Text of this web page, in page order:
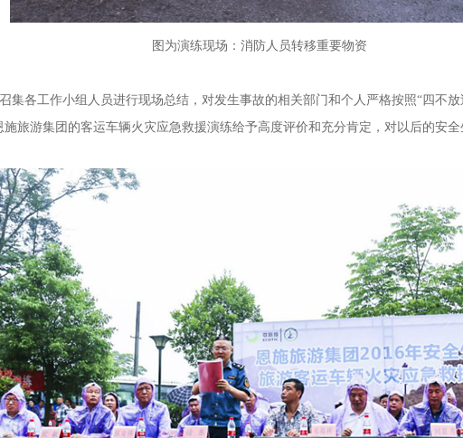
图为演练现场：消防人员转移重要物资
工作小组人员进行现场总结，对发生事故的相关部门和个人严格按照“四不放
旅游集团的客运车辆火灾应急救援演练给予高度评价和充分肯定，对以后的安全